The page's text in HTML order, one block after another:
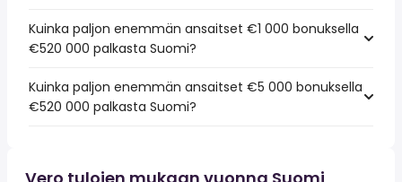
Kuinka paljon enemmän ansaitset €1 000 bonuksella
€520 000 palkasta Suomi?
Kuinka paljon enemmän ansaitset €5 000 bonuksella
€520 000 palkasta Suomi?